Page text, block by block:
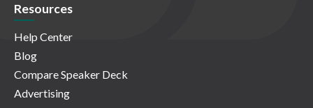
Resources
Help Center
Blog
Compare Speaker Deck
Advertising